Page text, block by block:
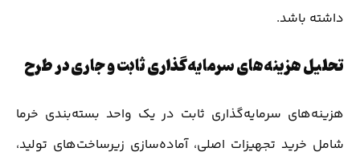
داشته باشد.
تحلیل هزینه‌های سرمایه‌گذاری ثابت و جاری در طرح
هزینه‌های سرمایه‌گذاری ثابت در یک واحد بسته‌بندی خرما
شامل خرید تجهیزات اصلی، آماده‌سازی زیرساخت‌های تولید،